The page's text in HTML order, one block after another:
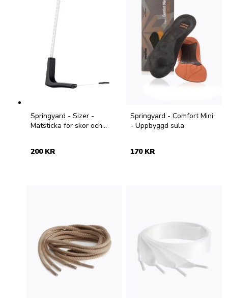
Springyard - Sizer -
Mätsticka för skor och
200 KR
Springyard - Comfort Mini
- Uppbyggd sula
170 KR